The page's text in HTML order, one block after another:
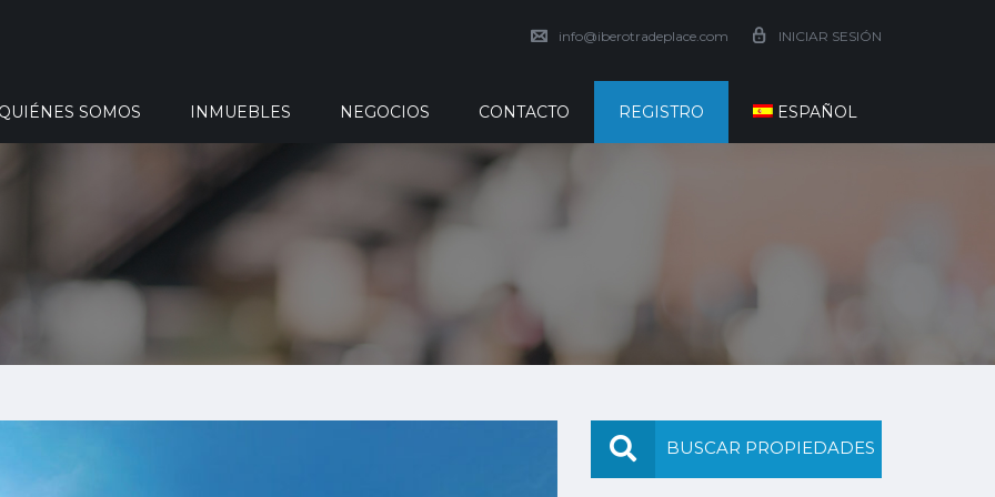
info@iberotradeplace.com INICIAR SESIÓN
SOMOS INMUEBLES NEGOCIOS CONTACTO REGISTRO ESPAÑOL
BUSCAR PROPIEDADES